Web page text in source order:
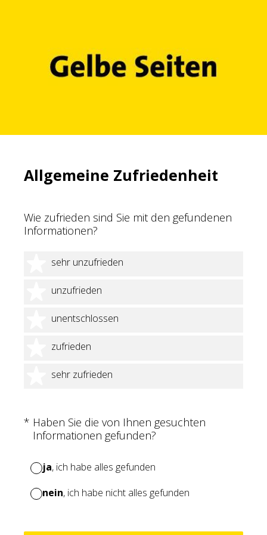
Allgemeine Zufriedenheit
Wie zufrieden sind Sie mit den gefundenen
Informationen?
sehr unzufrieden
1 Stern
unzufrieden
2 Sterne
unentschlossen
3 Sterne
zufrieden
4 Sterne
sehr zufrieden
5 Sterne
* Haben Sie die von Ihnen gesuchten
Informationen gefunden?
(Erforderlich.)
ja, ich habe alles gefunden
nein, ich habe nicht alles gefunden